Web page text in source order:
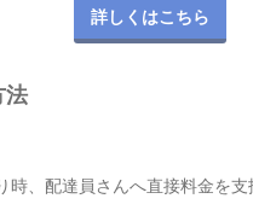
詳しくはこちら
法
時、配達員さんへ直接料金を支